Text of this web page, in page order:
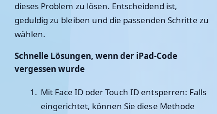
dieses Problem zu lösen. Entscheidend ist,
geduldig zu bleiben und die passenden Schritte zu
wählen.
Schnelle Lösungen, wenn der iPad-Code
vergessen wurde
Mit Face ID oder Touch ID entsperren: Falls
eingerichtet, können Sie diese Methode